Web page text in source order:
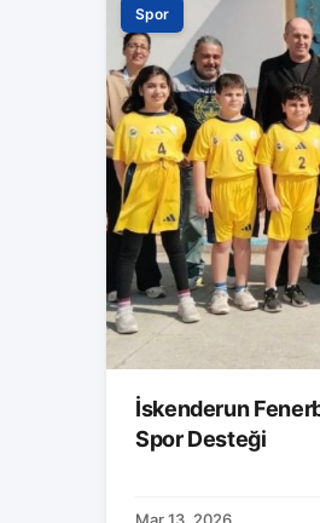
Spor
İskenderun
Spor Desteği